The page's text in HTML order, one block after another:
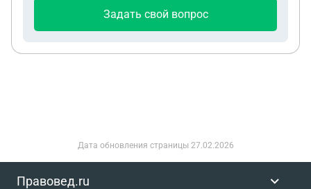
неустойки за пользование счетами?
Задать свой вопрос
Дата обновления страницы 27.02.2026
Правовед.ru